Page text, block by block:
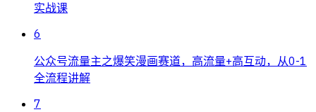
实战课
6
公众号流量主之爆笑漫画赛道，高流量+高互动，从0-1
全流程讲解
7